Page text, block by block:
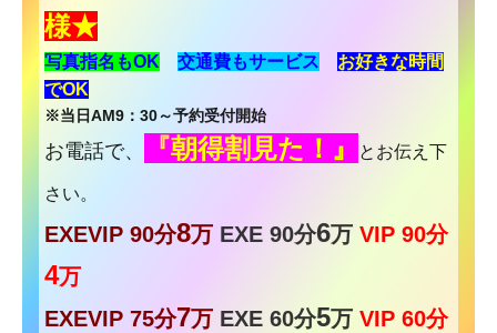
様★
写真指名もOK 交通費もサービス お好きな時間
でOK
※当日AM9：30～予約受付開始
お電話で、 『朝得割見た！』 とお伝え下
さい。
EXEVIP 90分8万 EXE 90分6万 VIP 90分
4万
EXEVIP 75分7万 EXE 60分5万 VIP 60分